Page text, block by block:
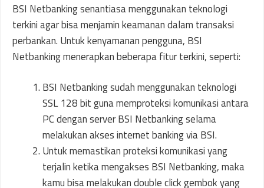
BSI Netbanking senantiasa menggunakan teknologi
terkini agar bisa menjamin keamanan dalam transaksi
perbankan. Untuk kenyamanan pengguna, BSI
Netbanking menerapkan beberapa fitur terkini, seperti:
BSI Netbanking sudah menggunakan teknologi
SSL 128 bit guna memproteksi komunikasi antara
PC dengan server BSI Netbanking selama
melakukan akses internet banking via BSI.
Untuk memastikan proteksi komunikasi yang
terjalin ketika mengakses BSI Netbanking, maka
kamu bisa melakukan double click gembok yang